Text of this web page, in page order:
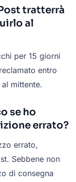
tratterrà
al
per 15 giorni
entro
mittente.
se ho
errato?
errato,
Sebbene non
di consegna